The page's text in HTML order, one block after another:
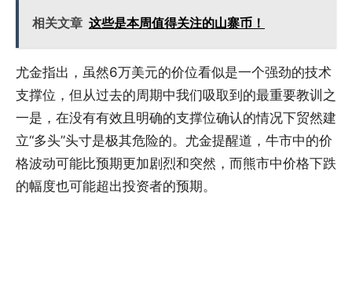
相关文章 这些是本周值得关注的山寨币！
尤金指出，虽然6万美元的价位看似是一个强劲的技术
支撑位，但从过去的周期中我们吸取到的最重要教训之
一是，在没有有效且明确的支撑位确认的情况下贸然建
立“多头”头寸是极其危险的。尤金提醒道，牛市中的价
格波动可能比预期更加剧烈和突然，而熊市中价格下跌
的幅度也可能超出投资者的预期。